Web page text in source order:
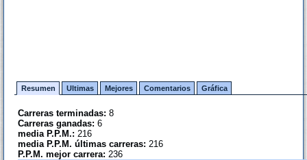
Resumen Ultimas Mejores Comentarios Gráfica
Carreras terminadas: 8
Carreras ganadas: 6
media P.P.M.: 216
media P.P.M. últimas carreras: 216
P.P.M. mejor carrera: 236